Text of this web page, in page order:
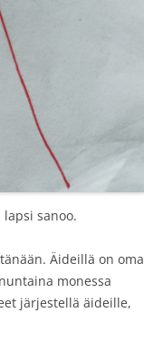
sanoo.
Äideillä on oma
monessa
järjestellä äideille,